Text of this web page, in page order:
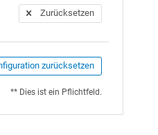
eine
die
oder pH-Plus
Zurücksetzen
zurücksetzen
** Dies ist ein Pflichtfeld.